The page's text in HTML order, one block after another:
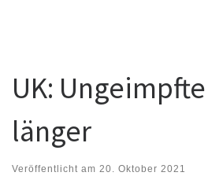
UK:
länger
Veröffentlicht am 20. Oktober 2021